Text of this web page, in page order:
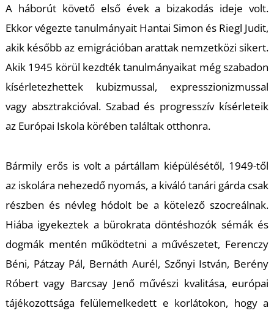
A háborút követő első évek a bizakodás ideje volt.
Ekkor végezte tanulmányait Hantai Simon és Riegl Judit,
akik később az emigrációban arattak nemzetközi sikert.
Akik 1945 körül kezdték tanulmányaikat még szabadon
kísérletezhettek kubizmussal, expresszionizmussal
vagy absztrakcióval. Szabad és progresszív kísérleteik
az Európai Iskola körében találtak otthonra.
Bármily erős is volt a pártállam kiépülésétől, 1949-től
az iskolára nehezedő nyomás, a kiváló tanári gárda csak
részben és névleg hódolt be a kötelező szocreálnak.
Hiába igyekeztek a bürokrata döntéshozók sémák és
dogmák mentén működtetni a művészetet, Ferenczy
Béni, Pátzay Pál, Bernáth Aurél, Szőnyi István, Berény
Róbert vagy Barcsay Jenő művészi kvalitása, európai
tájékozottsága felülemelkedett e korlátokon, hogy a